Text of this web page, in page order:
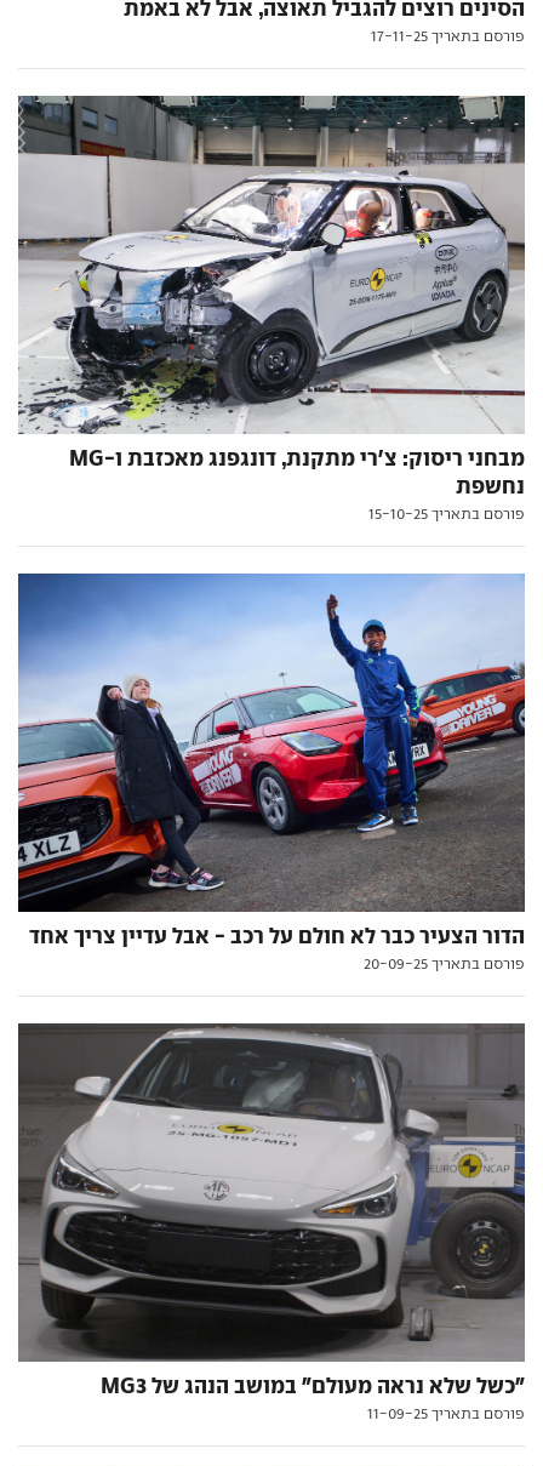
הסינים רוצים להגביל תאוצה, אבל לא באמת
פורסם בתאריך 17-11-25
מבחני ריסוק: צ'רי מתקנת, דונגפנג מאכזבת ו-MG
נחשפת
פורסם בתאריך 15-10-25
הדור הצעיר כבר לא חולם על רכב - אבל עדיין צריך אחד
פורסם בתאריך 20-09-25
"כשל שלא נראה מעולם" במושב הנהג של MG3
פורסם בתאריך 11-09-25